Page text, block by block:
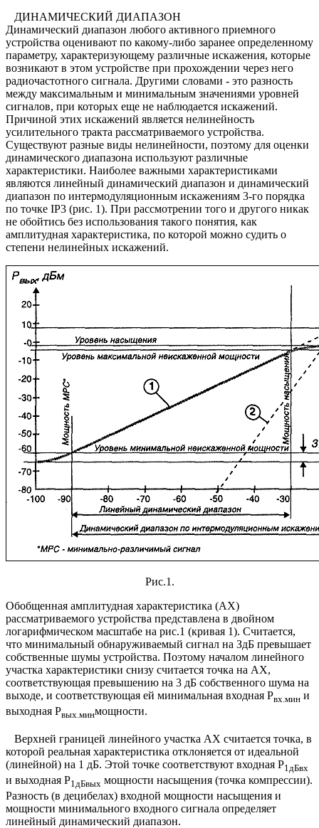
ДИНАМИЧЕСКИЙ ДИАПАЗОН
Динамический диапазон любого активного приемного
устройства оценивают по какому-либо заранее определенному
параметру, характеризующему различные искажения, которые
возникают в этом устройстве при прохождении через него
радиочастотного сигнала. Другими словами - это разность
между максимальным и минимальным значениями уровней
сигналов, при которых еще не наблюдается искажений.
Причиной этих искажений является нелинейность
усилительного тракта рассматриваемого устройства.
Существуют разные виды нелинейности, поэтому для оценки
динамического диапазона используют различные
характеристики. Наиболее важными характеристиками
являются линейный динамический диапазон и динамический
диапазон по интермодуляционным искажениям 3-го порядка
по точке IP3 (рис. 1). При рассмотрении того и другого никак
не обойтись без использования такого понятия, как
амплитудная характеристика, по которой можно судить о
степени нелинейных искажений.
Рис.1.
Обобщенная амплитудная характеристика (АХ)
рассматриваемого устройства представлена в двойном
логарифмическом масштабе на рис.1 (кривая 1). Считается,
что минимальный обнаруживаемый сигнал на ЗдБ превышает
собственные шумы устройства. Поэтому началом линейного
участка характеристики снизу считается точка на АХ,
соответствующая превышению на 3 дБ собственного шума на
выходе, и соответствующая ей минимальная входная Рвх.мин и
выходная Рвых.минмощности.
Верхней границей линейного участка АХ считается точка, в
которой реальная характеристика отклоняется от идеальной
(линейной) на 1 дБ. Этой точке соответствуют входная Р1дБвх
и выходная Р1дБвых мощности насыщения (точка компрессии).
Разность (в децибелах) входной мощности насыщения и
мощности минимального входного сигнала определяет
линейный динамический диапазон.